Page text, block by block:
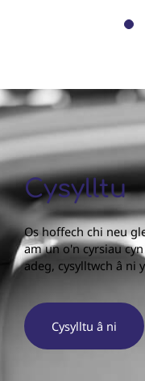
Cysylltu
Os hoffech chi neu
am un o'n cyrsiau
adeg, cysylltwch â ni
Cysylltu â ni